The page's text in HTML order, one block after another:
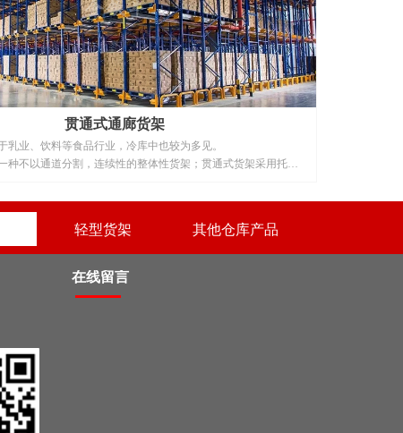
贯通式通廊货架
乳业、饮料等食品行业，冷库中也较为多见。
种不以通道分割，连续性的整体性货架；贯通式货架采用托盘
仓库利用空间率可提高30%以上，是存储效率最高的货架。在支
品种较少，数量较多，常用来储存大批相同类型货物，由于其
空间利用率较高，常用于冷库、食品、烟草等存储空间成本较
在线留言
轻型货架 其他仓库产品